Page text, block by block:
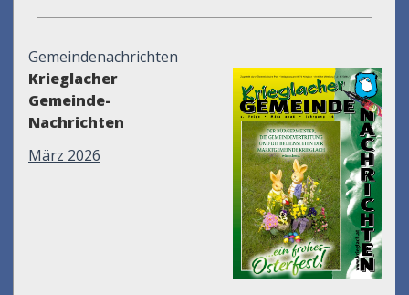
Gemeindenachrichten
Krieglacher
Gemeinde-
Nachrichten
März 2026